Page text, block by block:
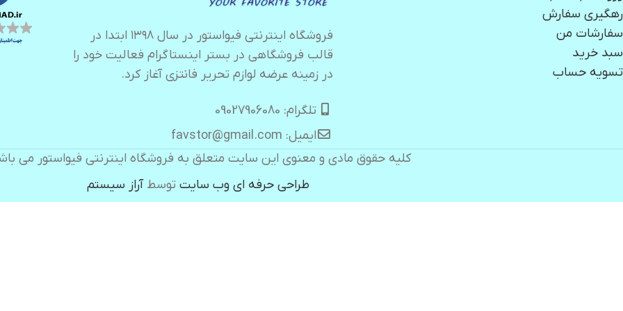
رهگیری سفارش
سفارشات من
سبد خرید
تسویه حساب
فروشگاه اینترنتی فیواستور در سال ۱۳۹۸ ابتدا در
قالب فروشگاهی در بستر اینستاگرام فعالیت خود را
در زمینه عرضه لوازم تحریر فانتزی آغاز کرد.
تلگرام: 09027906080
ایمیل: favstor@gmail.com
کلیه حقوق مادی و معنوی این سایت متعلق به فروشگاه اینترنتی فیواستور می
طراحی حرفه ای وب سایت توسطآراز سیستم